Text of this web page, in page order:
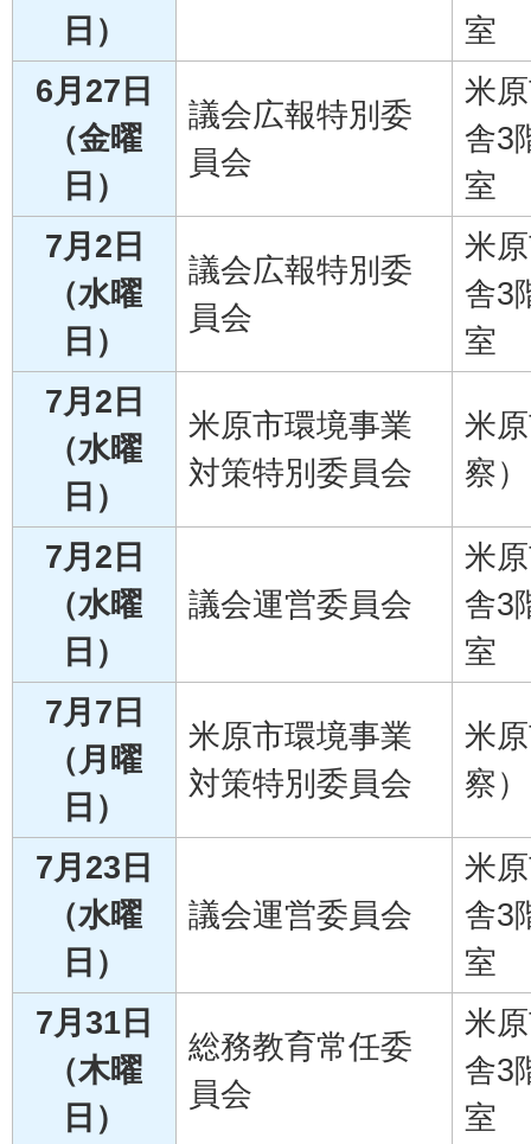
日）
室
6月27日
（金曜
日）
議会広報特別委
員会
米
舎3
室
7月2日
（水曜
日）
議会広報特別委
員会
米
舎3
室
7月2日
（水曜
日）
米原市環境事業
対策特別委員会
米
察）
7月2日
（水曜
日）
議会運営委員会
米
舎3
室
7月7日
（月曜
日）
米原市環境事業
対策特別委員会
米
察）
7月23日
（水曜
日）
議会運営委員会
米
舎3
室
7月31日
（木曜
日）
総務教育常任委
員会
米
舎3
室